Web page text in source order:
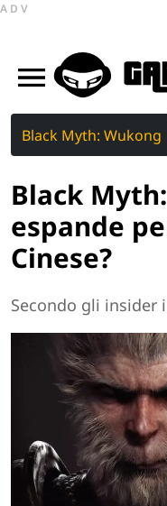
ADV
Black Myth: Wukong
Black
espande
Cinese?
Secondo gli insider